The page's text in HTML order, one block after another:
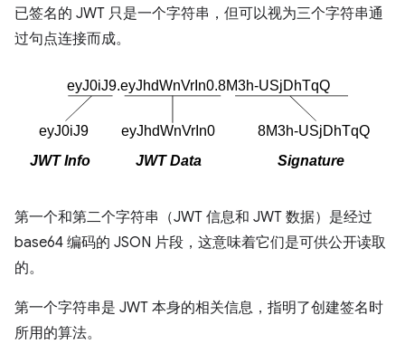
已签名的 JWT 只是一个字符串，但可以视为三个字符串通
过句点连接而成。
第一个和第二个字符串（JWT 信息和 JWT 数据）是经过
base64 编码的 JSON 片段，这意味着它们是可供公开读取
的。
第一个字符串是 JWT 本身的相关信息，指明了创建签名时
所用的算法。